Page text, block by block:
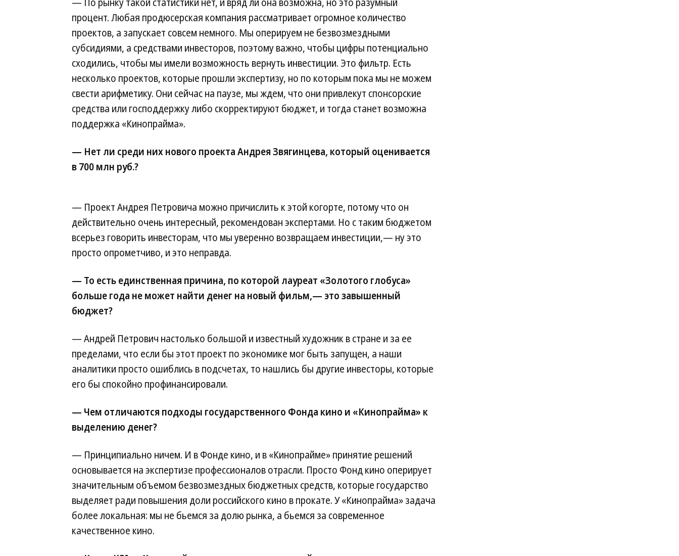
процент. Любая продюсерская компания рассматривает огромное количество
проектов, а запускает совсем немного. Мы оперируем не безвозмездными
субсидиями, а средствами инвесторов, поэтому важно, чтобы цифры потенциально
сходились, чтобы мы имели возможность вернуть инвестиции. Это фильтр. Есть
несколько проектов, которые прошли экспертизу, но по которым пока мы не можем
свести арифметику. Они сейчас на паузе, мы ждем, что они привлекут спонсорские
средства или господдержку либо скорректируют бюджет, и тогда станет возможна
поддержка «Кинопрайма».
— Нет ли среди них нового проекта Андрея Звягинцева, который оценивается
в 700 млн руб.?
— Проект Андрея Петровича можно причислить к этой когорте, потому что он
действительно очень интересный, рекомендован экспертами. Но с таким бюджетом
всерьез говорить инвесторам, что мы уверенно возвращаем инвестиции,— ну это
просто опрометчиво, и это неправда.
— То есть единственная причина, по которой лауреат «Золотого глобуса»
больше года не может найти денег на новый фильм,— это завышенный
бюджет?
— Андрей Петрович настолько большой и известный художник в стране и за ее
пределами, что если бы этот проект по экономике мог быть запущен, а наши
аналитики просто ошиблись в подсчетах, то нашлись бы другие инвесторы, которые
его бы спокойно профинансировали.
— Чем отличаются подходы государственного Фонда кино и «Кинопрайма» к
выделению денег?
— Принципиально ничем. И в Фонде кино, и в «Кинопрайме» принятие решений
основывается на экспертизе профессионалов отрасли. Просто Фонд кино оперирует
значительным объемом безвозмездных бюджетных средств, которые государство
выделяет ради повышения доли российского кино в прокате. У «Кинопрайма» задача
более локальная: мы не бьемся за долю рынка, а бьемся за современное
качественное кино.